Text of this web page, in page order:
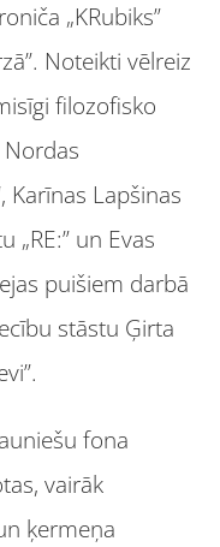
„KRubiks”
Noteikti vēlreiz
filozofisko
Karīnas Lapšinas
un Evas
puišiem darbā
stāstu Ģirta
fona
vairāk
ķermeņa